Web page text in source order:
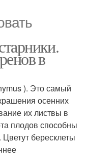
в
). Это самый
осенних
их листвы в
плодов способны
бересклеты